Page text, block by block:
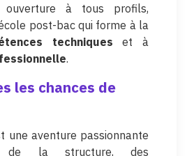
à tous profils,
post-bac qui forme à la
techniques et à
.
les chances de
une aventure passionnante
de la structure, des